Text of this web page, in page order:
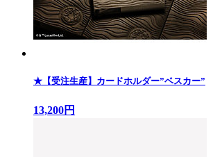
★【受注生産】カードホルダー”ベスカー”
13,200円